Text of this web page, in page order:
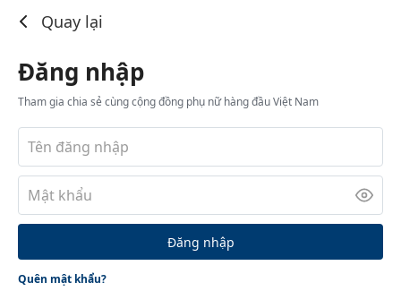
Quay lại
Đăng nhập
Tham gia chia sẻ cùng cộng đồng phụ nữ hàng đầu Việt Nam
Đăng nhập
Quên mật khẩu?